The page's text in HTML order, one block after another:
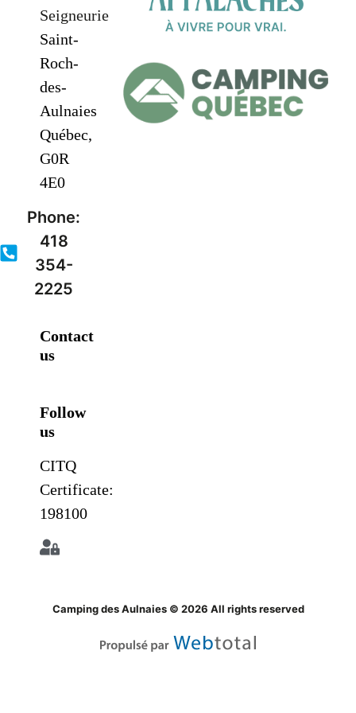
Seigneurie
Saint-
Roch-
des-
Aulnaies
Québec,
G0R
4E0
Phone:
418
354-
2225
Contact
us
Follow
us
CITQ
Certificate:
198100
Camping des Aulnaies © 2026 All rights reserved